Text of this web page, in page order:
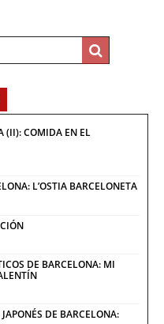
(II): COMIDA EN EL
L’OSTIA BARCELONETA
DE BARCELONA: MI
DE BARCELONA: